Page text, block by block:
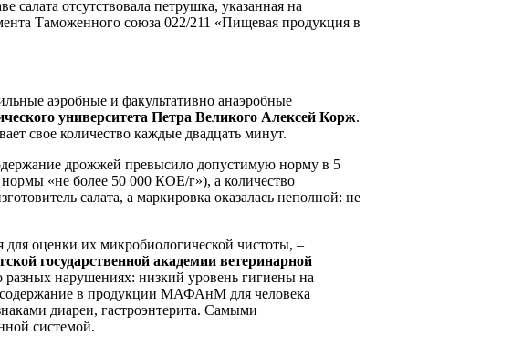
отсутствовала петрушка, указанная на
Таможенного союза 022/211 «Пищевая продукция в
аэробные и факультативно анаэробные
университета Петра Великого Алексей Корж.
свое количество каждые двадцать минут.
дрожжей превысило допустимую норму в 5
«не более 50 000 КОЕ/г»), а количество
салата, а маркировка оказалась неполной: не
оценки их микробиологической чистоты, –
государственной академии ветеринарной
нарушениях: низкий уровень гигиены на
содержание в продукции МАФАнМ для человека
диареи, гастроэнтерита. Самыми
системой.